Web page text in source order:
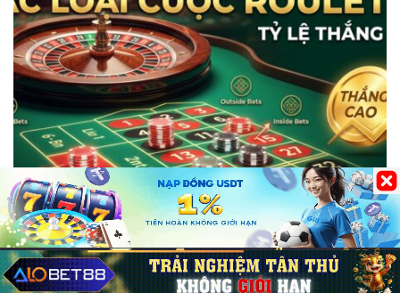
Hướng Dẫn Chơi CFUN68
Các loại cược Roulette: Hướng dẫn chi tiết,
tỷ lệ thắng cao